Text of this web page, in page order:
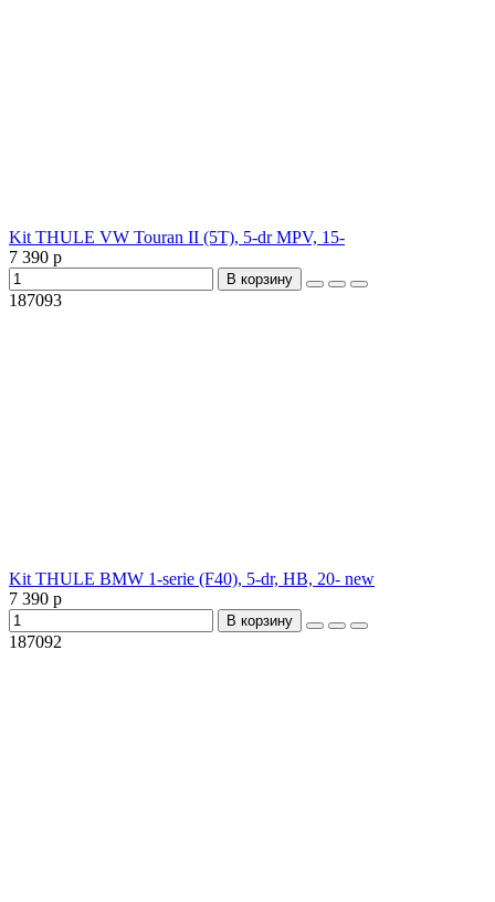
Kit THULE VW Touran II (5T), 5-dr MPV, 15-
7 390 р
В корзину
187093
Kit THULE BMW 1-serie (F40), 5-dr, HB, 20- new
7 390 р
В корзину
187092